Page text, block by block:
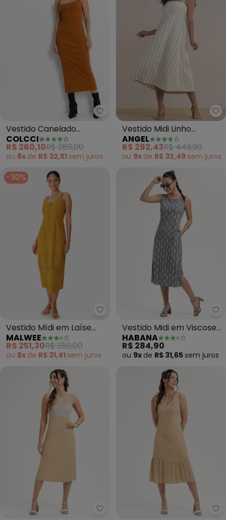
Colcci - Vestido Canelado
Vestido Canelado
(Marrom)
COLCCI
R$ 260,10R$ 289,00
ou 8x de R$ 32,51 sem juros
Vestido Midi Linho
Listrado (Bege)
ANGEL
R$ 292,43R$ 449,90
ou 9x de R$ 32,49 sem juros
-30%
Malwee - Vestido Mídi em
Vestido Mídi em Laíse
(Amarelo Mostarda)
MALWEE
R$ 251,30R$ 359,00
ou 8x de R$ 31,41 sem juros
Vestido Midi em Viscose
(Cinza)
HABANA
R$ 284,90
ou 9x de R$ 31,65 sem juros
Habana - Vestido Midi em